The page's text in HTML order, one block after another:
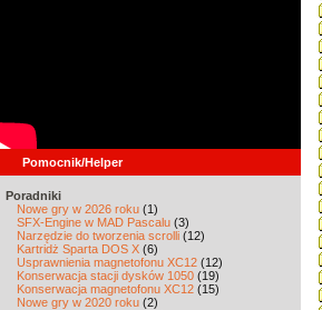
Pomocnik/Helper
Poradniki
Nowe gry w 2026 roku (1)
SFX-Engine w MAD Pascalu (3)
Narzędzie do tworzenia scrolli (12)
Kartridż Sparta DOS X (6)
Usprawnienia magnetofonu XC12 (12)
Konserwacja stacji dysków 1050 (19)
Konserwacja magnetofonu XC12 (15)
Nowe gry w 2020 roku (2)